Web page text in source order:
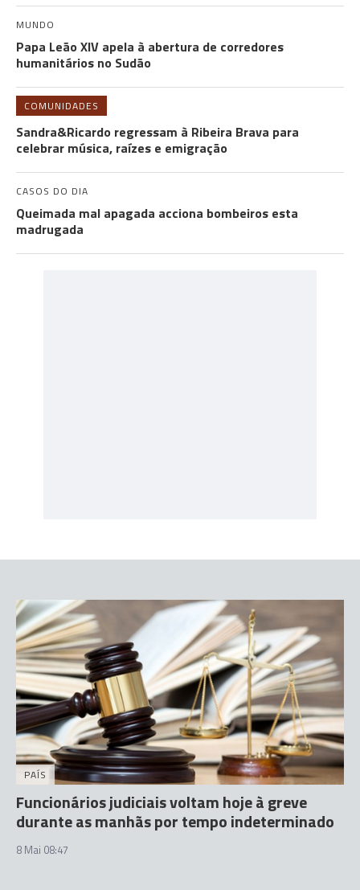
MUNDO
Papa Leão XIV apela à abertura de corredores
humanitários no Sudão
COMUNIDADES
Sandra&Ricardo regressam à Ribeira Brava para
celebrar música, raízes e emigração
CASOS DO DIA
Queimada mal apagada acciona bombeiros esta
madrugada
PAÍS
Funcionários judiciais voltam hoje à greve
durante as manhãs por tempo indeterminado
8 Mai 08:47